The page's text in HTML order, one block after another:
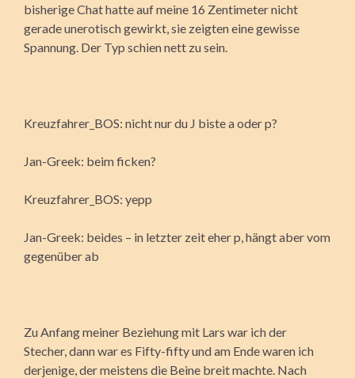
bisherige Chat hatte auf meine 16 Zentimeter nicht
gerade unerotisch gewirkt, sie zeigten eine gewisse
Spannung. Der Typ schien nett zu sein.
Kreuzfahrer_BOS: nicht nur du J biste a oder p?
Jan-Greek: beim ficken?
Kreuzfahrer_BOS: yepp
Jan-Greek: beides – in letzter zeit eher p, hängt aber vom
gegenüber ab
Zu Anfang meiner Beziehung mit Lars war ich der
Stecher, dann war es Fifty-fifty und am Ende waren ich
derjenige, der meistens die Beine breit machte. Nach